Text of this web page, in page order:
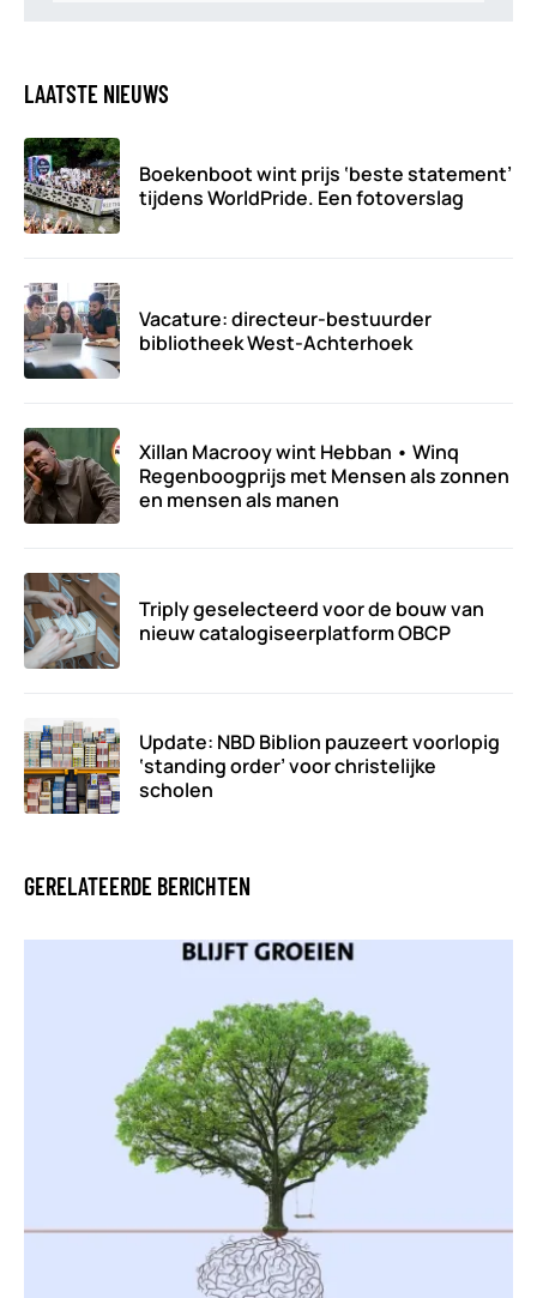
LAATSTE NIEUWS
Boekenboot wint prijs ‘beste statement’
tijdens WorldPride. Een fotoverslag
Vacature: directeur-bestuurder
bibliotheek West-Achterhoek
Xillan Macrooy wint Hebban • Winq
Regenboogprijs met Mensen als zonnen
en mensen als manen
Triply geselecteerd voor de bouw van
nieuw catalogiseerplatform OBCP
Update: NBD Biblion pauzeert voorlopig
‘standing order’ voor christelijke
scholen
GERELATEERDE BERICHTEN